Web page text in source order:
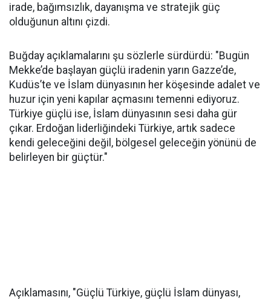
irade, bağımsızlık, dayanışma ve stratejik güç
olduğunun altını çizdi.
Buğday açıklamalarını şu sözlerle sürdürdü: "Bugün
Mekke’de başlayan güçlü iradenin yarın Gazze’de,
Kudüs’te ve İslam dünyasının her köşesinde adalet ve
huzur için yeni kapılar açmasını temenni ediyoruz.
Türkiye güçlü ise, İslam dünyasının sesi daha gür
çıkar. Erdoğan liderliğindeki Türkiye, artık sadece
kendi geleceğini değil, bölgesel geleceğin yönünü de
belirleyen bir güçtür."
Açıklamasını, "Güçlü Türkiye, güçlü İslam dünyası,